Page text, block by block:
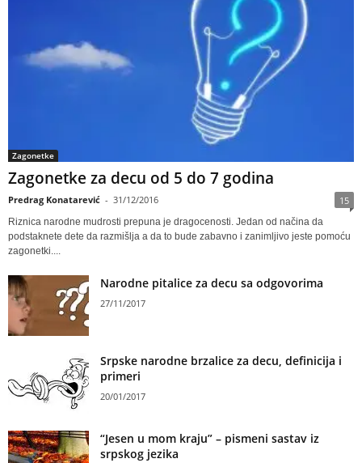
Zagonetke
Zagonetke za decu od 5 do 7 godina
Predrag Konatarević - 31/12/2016 15
Riznica narodne mudrosti prepuna je dragocenosti. Jedan od načina da
podstaknete dete da razmišlja a da to bude zabavno i zanimljivo jeste pomoću
zagonetki....
Narodne pitalice za decu sa odgovorima
27/11/2017
Srpske narodne brzalice za decu, definicija i
primeri
20/01/2017
“Jesen u mom kraju” – pismeni sastav iz
srpskog jezika